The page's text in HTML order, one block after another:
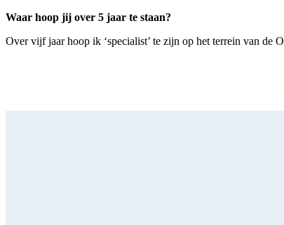
Waar hoop jij over 5 jaar te staan?
Over vijf jaar hoop ik ‘specialist’ te zijn op het terrein van de